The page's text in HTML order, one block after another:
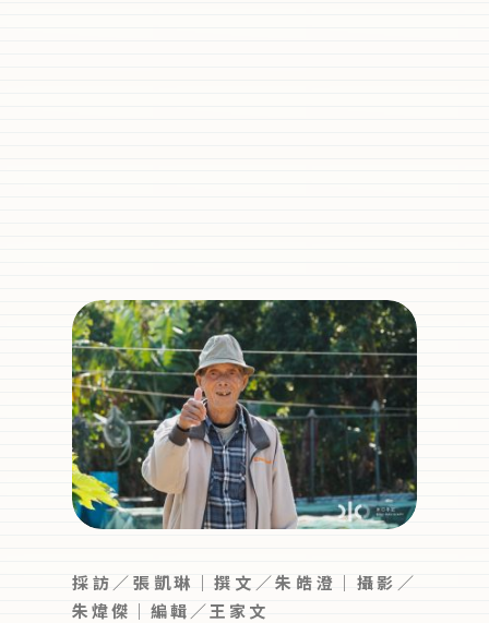
採訪／張凱琳｜撰文／朱皓澄｜攝影／
朱煒傑｜編輯／王家文